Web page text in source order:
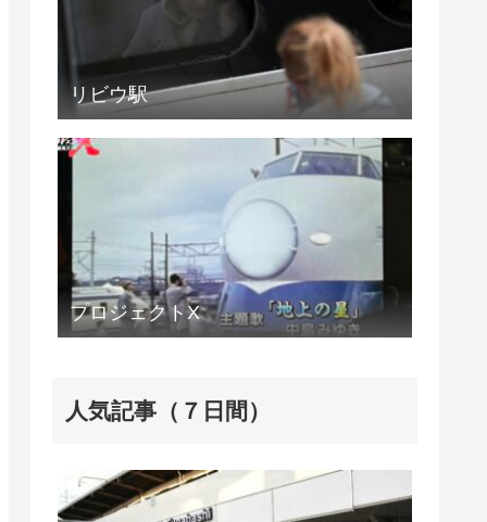
リビウ駅
プロジェクトX
人気記事（７日間）